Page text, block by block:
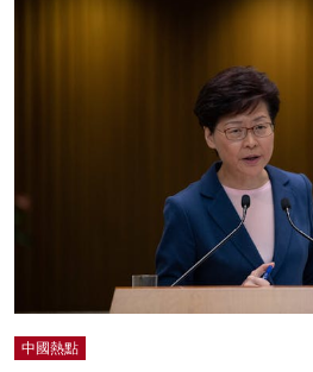
中國熱點